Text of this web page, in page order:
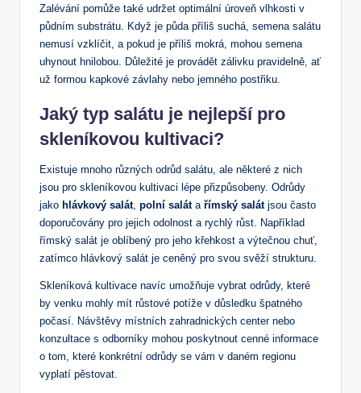
Zalévání pomůže také udržet optimální úroveň vlhkosti v
půdním substrátu. Když je půda příliš suchá, semena salátu
nemusí vzklíčit, a pokud je příliš mokrá, mohou semena
uhynout hnilobou. Důležité je provádět zálivku pravidelně, ať
už formou kapkové závlahy nebo jemného postřiku.
Jaký typ salátu je nejlepší pro
skleníkovou kultivaci?
Existuje mnoho různých odrůd salátu, ale některé z nich
jsou pro skleníkovou kultivaci lépe přizpůsobeny. Odrůdy
jako hlávkový salát, polní saláta římský salátjsou často
doporučovány pro jejich odolnost a rychlý růst. Například
římský salát je oblíbený pro jeho křehkost a výtečnou chuť,
zatímco hlávkový salát je ceněný pro svou svěží strukturu.
Skleníková kultivace navíc umožňuje vybrat odrůdy, které
by venku mohly mít růstové potíže v důsledku špatného
počasí. Návštěvy místních zahradnických center nebo
konzultace s odborníky mohou poskytnout cenné informace
o tom, které konkrétní odrůdy se vám v daném regionu
vyplatí pěstovat.